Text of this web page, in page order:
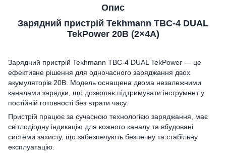
Опис
Зарядний пристрій Tekhmann TBC-4 DUAL
TekPower 20В (2×4А)
Зарядний пристрій Tekhmann TBC-4 DUAL TekPower — це
ефективне рішення для одночасного заряджання двох
акумуляторів 20В. Модель оснащена двома незалежними
каналами зарядки, що дозволяє підтримувати інструмент у
постійній готовності без втрати часу.
Пристрій працює за сучасною технологією заряджання, має
світлодіодну індикацію для кожного каналу та вбудовані
системи захисту, що забезпечують безпечну та стабільну
експлуатацію.